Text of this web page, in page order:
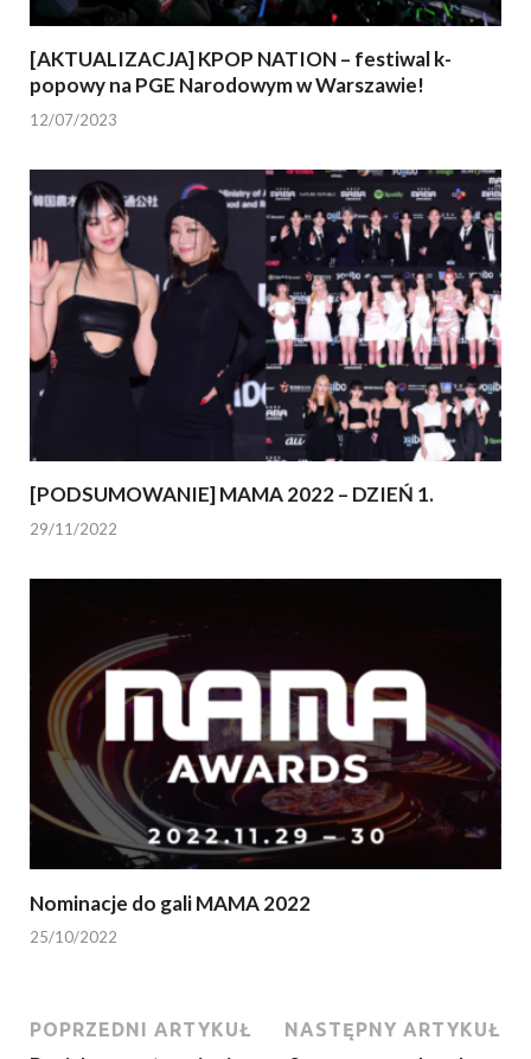
[AKTUALIZACJA] KPOP NATION – festiwal k-
popowy na PGE Narodowym w Warszawie!
12/07/2023
[PODSUMOWANIE] MAMA 2022 – DZIEŃ 1.
29/11/2022
Nominacje do gali MAMA 2022
25/10/2022
POPRZEDNI ARTYKUŁ NASTĘPNY ARTYKUŁ